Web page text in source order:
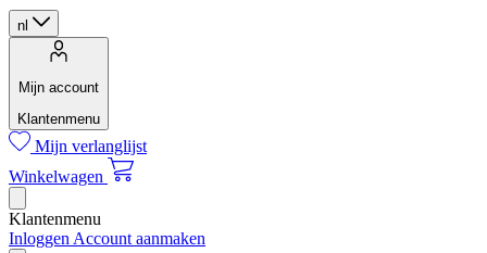
nl
Mijn account
Klantenmenu
Mijn verlanglijst
Winkelwagen
Klantenmenu
Inloggen Account aanmaken